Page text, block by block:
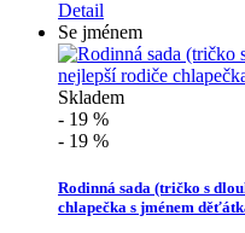
Detail
Se jménem
Skladem
- 19 %
- 19 %
Rodinná sada (tričko s
chlapečka s jménem